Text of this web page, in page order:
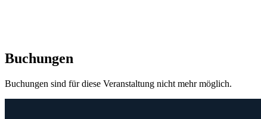
Buchungen
Buchungen sind für diese Veranstaltung nicht mehr möglich.